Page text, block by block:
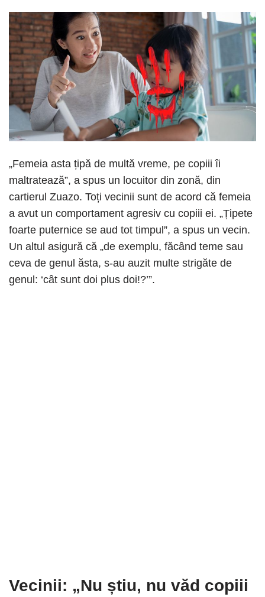
„Femeia asta țipă de multă vreme, pe copiii îi
maltratează”, a spus un locuitor din zonă, din
cartierul Zuazo. Toți vecinii sunt de acord că femeia
a avut un comportament agresiv cu copiii ei. „Țipete
foarte puternice se aud tot timpul”, a spus un vecin.
Un altul asigură că „de exemplu, făcând teme sau
ceva de genul ăsta, s-au auzit multe strigăte de
genul: ‘cât sunt doi plus doi!?’”.
Vecinii: „Nu știu, nu văd copiii